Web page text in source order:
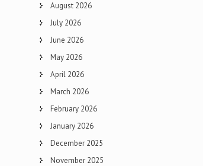
August 2026
July 2026
June 2026
May 2026
April 2026
March 2026
February 2026
January 2026
December 2025
November 2025